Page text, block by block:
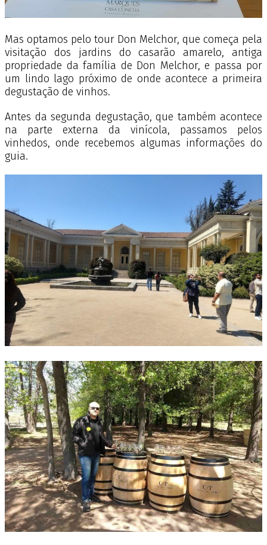
Mas optamos pelo tour Don Melchor, que começa pela
visitação dos jardins do casarão amarelo, antiga
propriedade da família de Don Melchor, e passa por
um lindo lago próximo de onde acontece a primeira
degustação de vinhos.
Antes da segunda degustação, que também acontece
na parte externa da vinícola, passamos pelos
vinhedos, onde recebemos algumas informações do
guia.